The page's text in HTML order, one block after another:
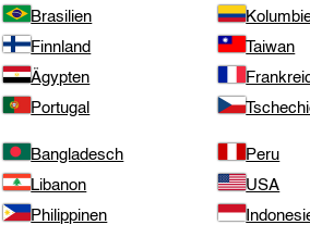
Brasilien
Finnland Taiwan
Ägypten
Portugal
Bangladesch Peru
Libanon USA
Philippinen